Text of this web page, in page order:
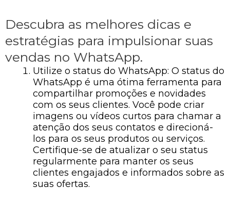
Descubra as melhores dicas e
estratégias para impulsionar suas
vendas no WhatsApp.
Utilize o status do WhatsApp: O status do
WhatsApp é uma ótima ferramenta para
compartilhar promoções e novidades
com os seus clientes. Você pode criar
imagens ou vídeos curtos para chamar a
atenção dos seus contatos e direcioná-
los para os seus produtos ou serviços.
Certifique-se de atualizar o seu status
regularmente para manter os seus
clientes engajados e informados sobre as
suas ofertas.